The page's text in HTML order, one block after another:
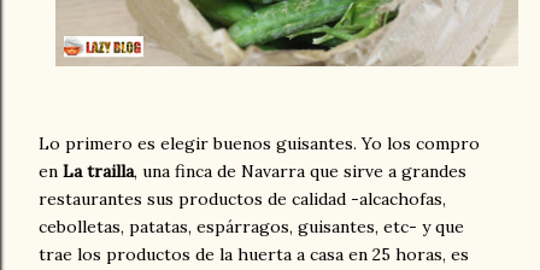
Lo primero es elegir buenos guisantes. Yo los compro
en La trailla, una finca de Navarra que sirve a grandes
restaurantes sus productos de calidad -alcachofas,
cebolletas, patatas, espárragos, guisantes, etc- y que
trae los productos de la huerta a casa en 25 horas, es